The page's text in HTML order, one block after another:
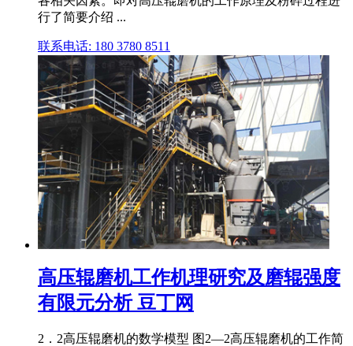
行了简要介绍 ...
联系电话: 180 3780 8511
高压辊磨机工作机理研究及磨辊强度
有限元分析 豆丁网
2．2高压辊磨机的数学模型 图2—2高压辊磨机的工作简